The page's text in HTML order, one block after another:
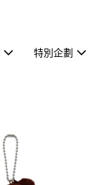
特別企劃